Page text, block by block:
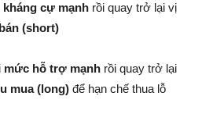
kháng cự mạnh rồi quay trở lại vị
(short)
mức hỗ trợ mạnh rồi quay trở lại
mua (long) để hạn chế thua lỗ